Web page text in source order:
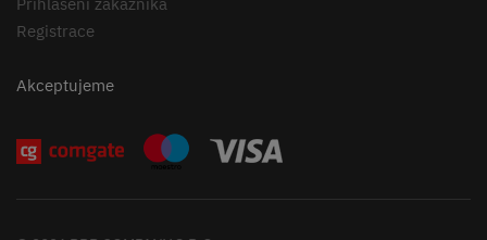
Registrace
Akceptujeme